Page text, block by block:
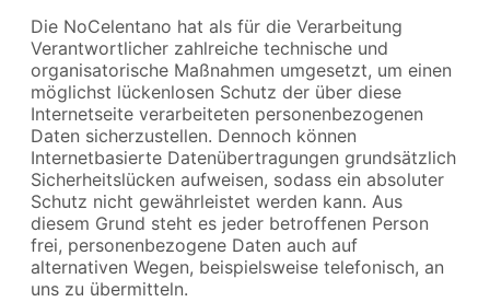
Die NoCelentano hat als für die Verarbeitung
Verantwortlicher zahlreiche technische und
organisatorische Maßnahmen umgesetzt, um einen
möglichst lückenlosen Schutz der über diese
Internetseite verarbeiteten personenbezogenen
Daten sicherzustellen. Dennoch können
Internetbasierte Datenübertragungen grundsätzlich
Sicherheitslücken aufweisen, sodass ein absoluter
Schutz nicht gewährleistet werden kann. Aus
diesem Grund steht es jeder betroffenen Person
frei, personenbezogene Daten auch auf
alternativen Wegen, beispielsweise telefonisch, an
uns zu übermitteln.